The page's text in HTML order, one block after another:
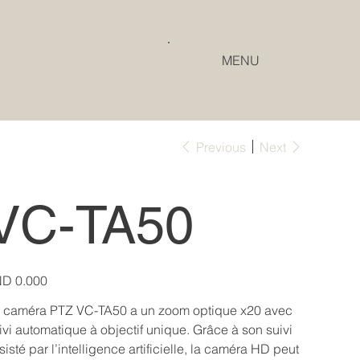
MENU
Previous Next
TA50
0.000
caméra PTZ VC-TA50 a un zoom optique x20 avec
automatique à objectif unique. Grâce à son suivi
par l’intelligence artificielle, la caméra HD peut